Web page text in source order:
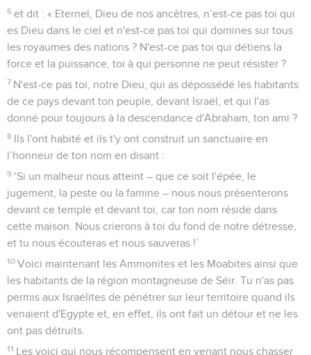
6 et dit : « Eternel, Dieu de nos ancêtres, n’est-ce pas toi qui
es Dieu dans le ciel et n'est-ce pas toi qui domines sur tous
les royaumes des nations ? N'est-ce pas toi qui détiens la
force et la puissance, toi à qui personne ne peut résister ?
7 N'est-ce pas toi, notre Dieu, qui as dépossédé les habitants
de ce pays devant ton peuple, devant Israël, et qui l'as
donné pour toujours à la descendance d'Abraham, ton ami ?
8 Ils l'ont habité et ils t'y ont construit un sanctuaire en
l’honneur de ton nom en disant :
9 ‘Si un malheur nous atteint – que ce soit l'épée, le
jugement, la peste ou la famine – nous nous présenterons
devant ce temple et devant toi, car ton nom réside dans
cette maison. Nous crierons à toi du fond de notre détresse,
et tu nous écouteras et nous sauveras !’
10 Voici maintenant les Ammonites et les Moabites ainsi que
les habitants de la région montagneuse de Séir. Tu n'as pas
permis aux Israélites de pénétrer sur leur territoire quand ils
venaient d'Egypte et, en effet, ils ont fait un détour et ne les
ont pas détruits.
11 Les voici qui nous récompensent en venant nous chasser